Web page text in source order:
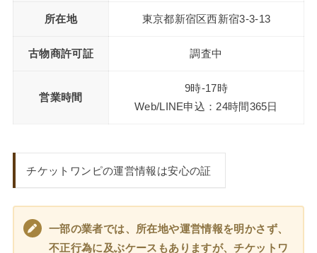
所在地 東京都新宿区西新宿3-3-13
古物商許可証 調査中
営業時間
9時-17時
Web/LINE申込：24時間365日
チケットワンピの運営情報は安心の証
一部の業者では、所在地や運営情報を明かさず、
不正行為に及ぶケースもありますが、チケットワ